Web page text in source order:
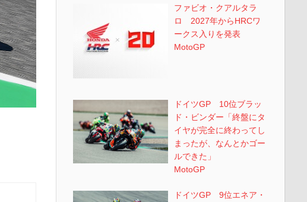
ファビオ・クアルタラ
ロ 2027年からHRCワ
ークス入りを発表
MotoGP
ドイツGP 10位ブラッ
ド・ビンダー「終盤にタ
イヤが完全に終わってし
まったが、なんとかゴー
ルできた」
MotoGP
ドイツGP 9位エネア・